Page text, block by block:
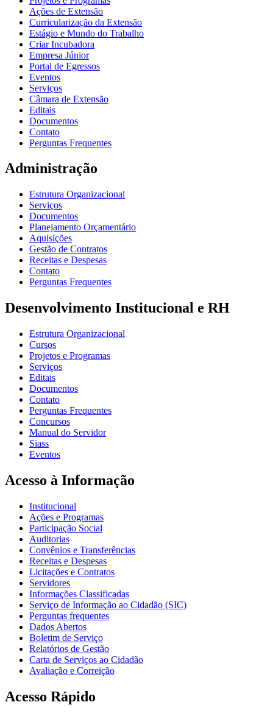
Ações de Extensão
Curricularização da Extensão
Estágio e Mundo do Trabalho
Criar Incubadora
Empresa Júnior
Portal de Egressos
Eventos
Serviços
Câmara de Extensão
Editais
Documentos
Contato
Perguntas Frequentes
Administração
Estrutura Organizacional
Serviços
Documentos
Planejamento Orçamentário
Aquisições
Gestão de Contratos
Receitas e Despesas
Contato
Perguntas Frequentes
Desenvolvimento Institucional e RH
Estrutura Organizacional
Cursos
Projetos e Programas
Serviços
Editais
Documentos
Contato
Perguntas Frequentes
Concursos
Manual do Servidor
Siass
Eventos
Acesso à Informação
Institucional
Ações e Programas
Participação Social
Auditorias
Convênios e Transferências
Receitas e Despesas
Licitações e Contratos
Servidores
Informações Classificadas
Serviço de Informação ao Cidadão (SIC)
Perguntas frequentes
Dados Abertos
Boletim de Serviço
Relatórios de Gestão
Carta de Serviços ao Cidadão
Avaliação e Correição
Acesso Rápido